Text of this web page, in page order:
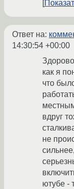
Ответ на:
14:30:54 +00:00
как я
что
вдруг
не
ютубе -